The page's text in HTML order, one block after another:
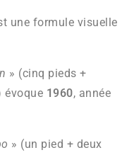
une formule visuelle
» (cinq pieds +
évoque 1960, année
» (un pied + deux